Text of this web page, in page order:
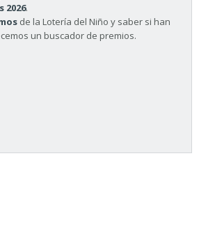
2026.
de la Lotería del Niño y saber si han
un buscador de premios.